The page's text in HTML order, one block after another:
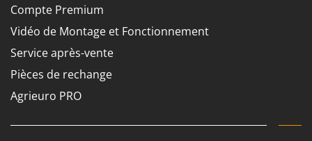
Compte Premium
Vidéo de Montage et Fonctionnement
Service après-vente
Pièces de rechange
Agrieuro PRO